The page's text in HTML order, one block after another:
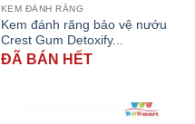
KEM ĐÁNH RĂNG
Kem đánh răng bảo vệ nướu
Crest Gum Detoxify...
ĐÃ BÁN HẾT